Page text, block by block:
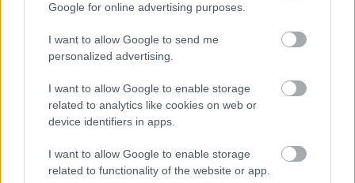
Google for online advertising purposes.
I want to allow Google to send me
personalized advertising.
I want to allow Google to enable storage
related to analytics like cookies on web or
device identifiers in apps.
I want to allow Google to enable storage
related to functionality of the website or app.
Käsittelemme henkilötietojasi tietosuojaselosteen
sähköpostitse ja/tai puhelimitse. Lisätietoa
olemme sitoutuneet suojelemaan yksityisyyttäsi, saat
tietosuojaselosteesta.